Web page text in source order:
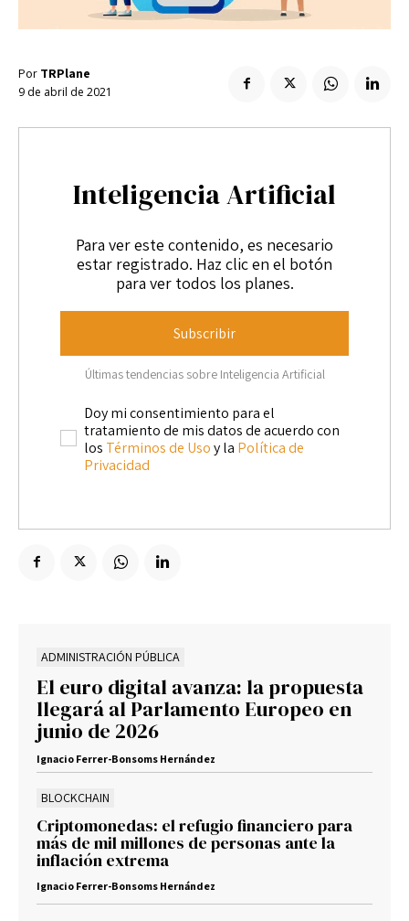
Enlaces útiles
Suscribir
Registro / Entrar Suscribir
Privacidad Aviso Legal Política de cookies
Por TRPlane
9 de abril de 2021
Inteligencia Artificial
Para ver este contenido, es necesario
estar registrado. Haz clic en el botón
para ver todos los planes.
Subscribir
Últimas tendencias sobre Inteligencia Artificial
Doy mi consentimiento para el
tratamiento de mis datos de acuerdo con
los Términos de Usoy la Política de
Privacidad
ADMINISTRACIÓN PÚBLICA
El euro digital avanza: la propuesta
llegará al Parlamento Europeo en
junio de 2026
Ignacio Ferrer-Bonsoms Hernández
BLOCKCHAIN
Criptomonedas: el refugio financiero para
más de mil millones de personas ante la
inflación extrema
Ignacio Ferrer-Bonsoms Hernández